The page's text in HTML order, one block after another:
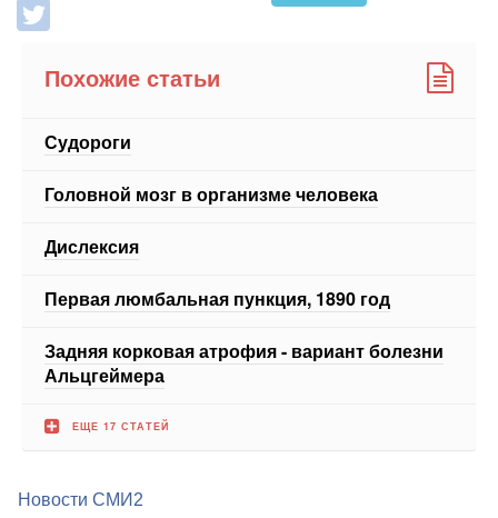
Похожие статьи
Судороги
Головной мозг в организме человека
Дислексия
Первая люмбальная пункция, 1890 год
Задняя корковая атрофия - вариант болезни
Альцгеймера
ЕЩЕ 17 СТАТЕЙ
Новости СМИ2